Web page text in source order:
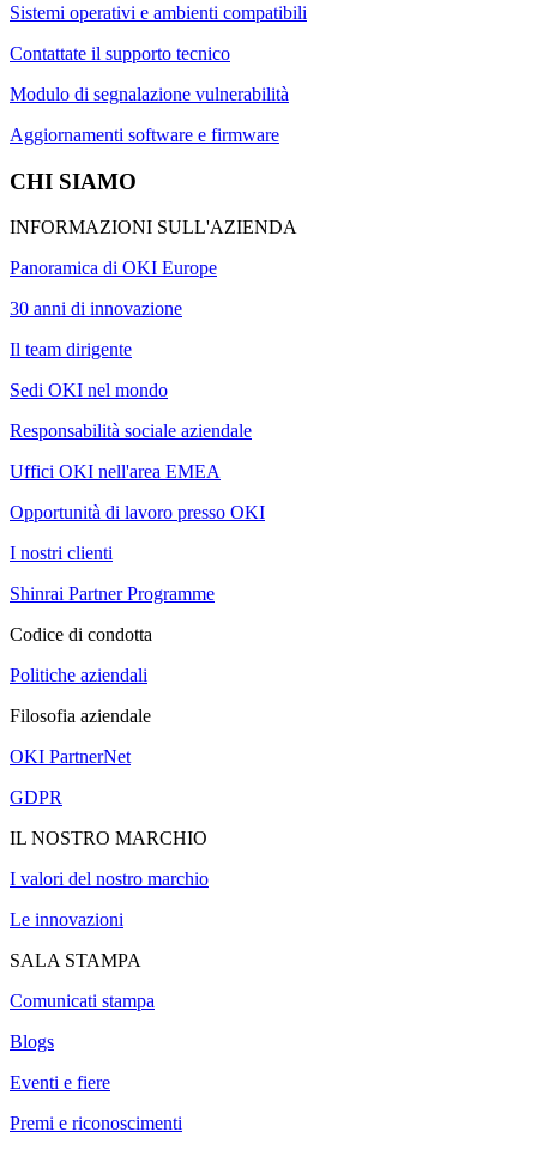
Sistemi operativi e ambienti compatibili
Contattate il supporto tecnico
Modulo di segnalazione vulnerabilità
Aggiornamenti software e firmware
CHI SIAMO
INFORMAZIONI SULL'AZIENDA
Panoramica di OKI Europe
30 anni di innovazione
Il team dirigente
Sedi OKI nel mondo
Responsabilità sociale aziendale
Uffici OKI nell'area EMEA
Opportunità di lavoro presso OKI
I nostri clienti
Shinrai Partner Programme
Codice di condotta
Politiche aziendali
Filosofia aziendale
OKI PartnerNet
GDPR
IL NOSTRO MARCHIO
I valori del nostro marchio
Le innovazioni
SALA STAMPA
Comunicati stampa
Blogs
Eventi e fiere
Premi e riconoscimenti